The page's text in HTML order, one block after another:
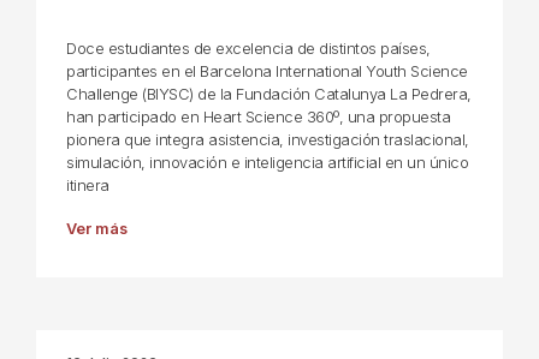
Doce estudiantes de excelencia de distintos países,
participantes en el Barcelona International Youth Science
Challenge (BIYSC) de la Fundación Catalunya La Pedrera,
han participado en Heart Science 360º, una propuesta
pionera que integra asistencia, investigación traslacional,
simulación, innovación e inteligencia artificial en un único
itinera
Ver más